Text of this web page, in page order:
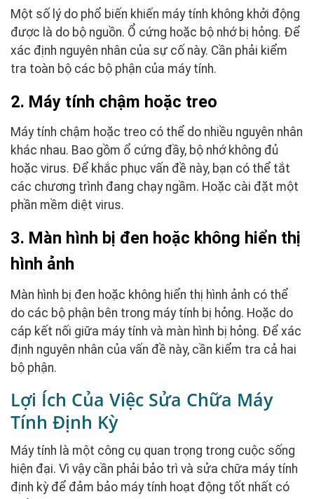
Một số lý do phổ biến khiến máy tính không khởi động
được là do bộ nguồn. Ổ cứng hoặc bộ nhớ bị hỏng. Để
xác định nguyên nhân của sự cố này. Cần phải kiểm
tra toàn bộ các bộ phận của máy tính.
2. Máy tính chậm hoặc treo
Máy tính chậm hoặc treo có thể do nhiều nguyên nhân
khác nhau. Bao gồm ổ cứng đầy, bộ nhớ không đủ
hoặc virus. Để khắc phục vấn đề này, bạn có thể tắt
các chương trình đang chạy ngầm. Hoặc cài đặt một
phần mềm diệt virus.
3. Màn hình bị đen hoặc không hiển thị
hình ảnh
Màn hình bị đen hoặc không hiển thị hình ảnh có thể
do các bộ phận bên trong máy tính bị hỏng. Hoặc do
cáp kết nối giữa máy tính và màn hình bị hỏng. Để xác
định nguyên nhân của vấn đề này, cần kiểm tra cả hai
bộ phận.
Lợi Ích Của Việc Sửa Chữa Máy
Tính Định Kỳ
Máy tính là một công cụ quan trọng trong cuộc sống
hiện đại. Vì vậy cần phải bảo trì và sửa chữa máy tính
định kỳ để đảm bảo máy tính hoạt động tốt nhất có